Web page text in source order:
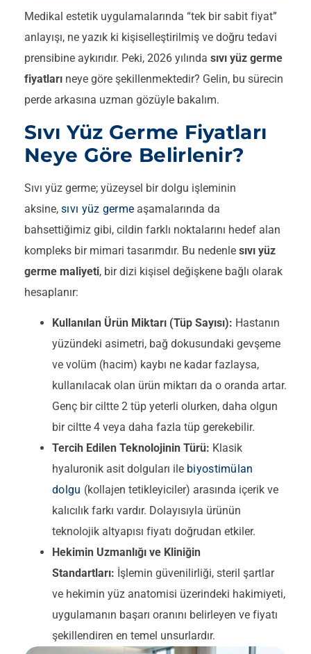
Medikal estetik uygulamalarında “tek bir sabit fiyat”
anlayışı, ne yazık ki kişiselleştirilmiş ve doğru tedavi
prensibine aykırıdır. Peki, 2026 yılında sıvı yüz germe
fiyatları neye göre şekillenmektedir? Gelin, bu sürecin
perde arkasına uzman gözüyle bakalım.
Sıvı Yüz Germe Fiyatları
Neye Göre Belirlenir?
Sıvı yüz germe; yüzeysel bir dolgu işleminin
aksine, sıvı yüz germe aşamalarında da
bahsettiğimiz gibi, cildin farklı noktalarını hedef alan
kompleks bir mimari tasarımdır. Bu nedenle sıvı yüz
germe maliyeti, bir dizi kişisel değişkene bağlı olarak
hesaplanır:
Kullanılan Ürün Miktarı (Tüp Sayısı): Hastanın
yüzündeki asimetri, bağ dokusundaki gevşeme
ve volüm (hacim) kaybı ne kadar fazlaysa,
kullanılacak olan ürün miktarı da o oranda artar.
Genç bir ciltte 2 tüp yeterli olurken, daha olgun
bir ciltte 4 veya daha fazla tüp gerekebilir.
Tercih Edilen Teknolojinin Türü: Klasik
hyaluronik asit dolguları ile biyostimülan
dolgu (kollajen tetikleyiciler) arasında içerik ve
kalıcılık farkı vardır. Dolayısıyla ürünün
teknolojik altyapısı fiyatı doğrudan etkiler.
Hekimin Uzmanlığı ve Kliniğin
Standartları: İşlemin güvenilirliği, steril şartlar
ve hekimin yüz anatomisi üzerindeki hakimiyeti,
uygulamanın başarı oranını belirleyen ve fiyatı
şekillendiren en temel unsurlardır.